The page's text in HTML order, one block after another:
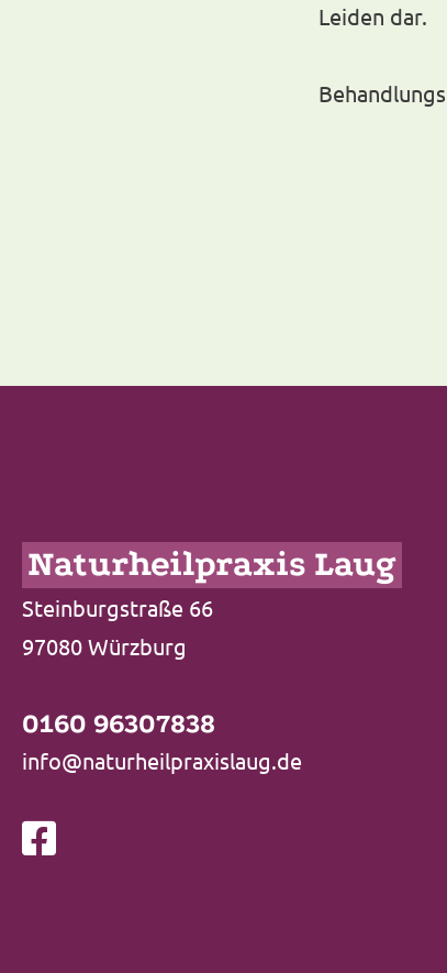
Leiden dar.
Naturheilpraxis Laug
Steinburgstraße 66
97080 Würzburg
0160 96307838
info@naturheilpraxislaug.de